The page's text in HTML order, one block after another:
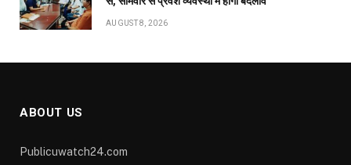
AUGUST 8, 2026
ABOUT US
Publicuwatch24.com